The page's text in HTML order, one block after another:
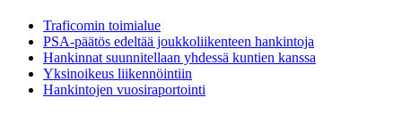
Traficomin toimialue
PSA-päätös edeltää joukkoliikenteen hankintoja
Hankinnat suunnitellaan yhdessä kuntien kanssa
Yksinoikeus liikennöintiin
Hankintojen vuosiraportointi